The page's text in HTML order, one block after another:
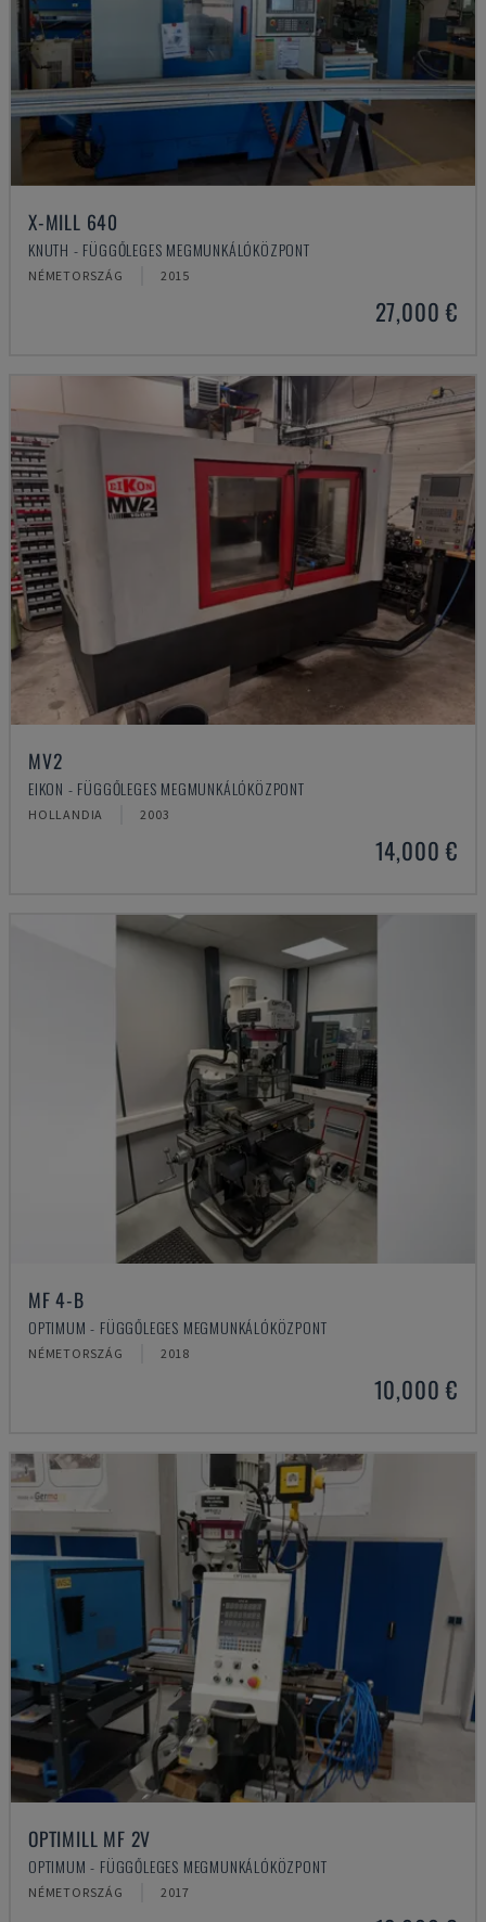
X-MILL 640
KNUTH - FÜGGŐLEGES MEGMUNKÁLÓKÖZPONT
NÉMETORSZÁG 2015
27,000 €
MV2
EIKON - FÜGGŐLEGES MEGMUNKÁLÓKÖZPONT
HOLLANDIA 2003
14,000 €
MF 4-B
OPTIMUM - FÜGGŐLEGES MEGMUNKÁLÓKÖZPONT
NÉMETORSZÁG 2018
10,000 €
OPTIMILL MF 2V
OPTIMUM - FÜGGŐLEGES MEGMUNKÁLÓKÖZPONT
NÉMETORSZÁG 2017